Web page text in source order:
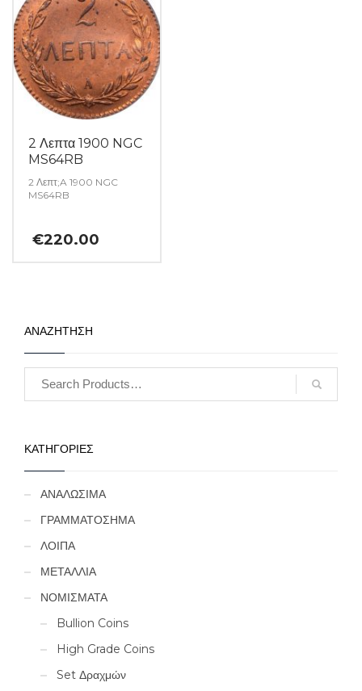
2 Λεπτα 1900 NGC
MS64RB
2 Λεπτ;A 1900 NGC
MS64RB
€220.00
ΑΝΑΖΗΤΗΣΗ
ΚΑΤΗΓΟΡΙΕΣ
ΑΝΑΛΩΣΙΜΑ
ΓΡΑΜΜΑΤΟΣΗΜΑ
ΛΟΙΠΑ
ΜΕΤΑΛΛΙΑ
ΝΟΜΙΣΜΑΤΑ
Bullion Coins
High Grade Coins
Set Δραχμών